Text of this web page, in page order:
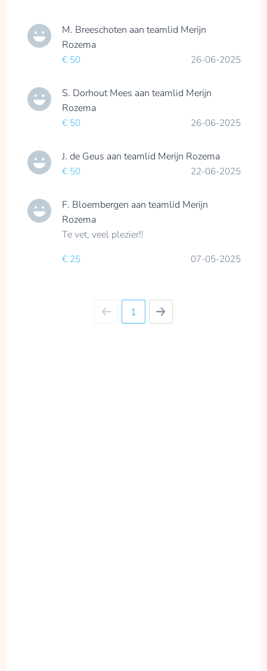
M. Breeschoten aan teamlid Merijn
Rozema
€ 50 26-06-2025
S. Dorhout Mees aan teamlid Merijn
Rozema
€ 50 26-06-2025
J. de Geus aan teamlid Merijn Rozema
€ 50 22-06-2025
F. Bloembergen aan teamlid Merijn
Rozema
Te vet, veel plezier!!
€ 25 07-05-2025
1